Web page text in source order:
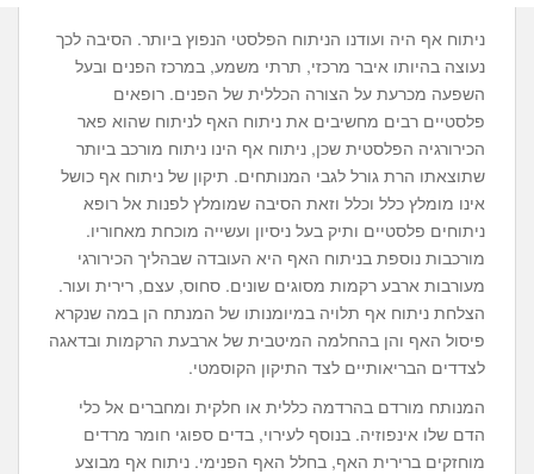
ניתוח אף היה ועודנו הניתוח הפלסטי הנפוץ ביותר. הסיבה לכך
נעוצה בהיותו איבר מרכזי, תרתי משמע, במרכז הפנים ובעל
השפעה מכרעת על הצורה הכללית של הפנים. רופאים
פלסטיים רבים מחשיבים את ניתוח האף לניתוח שהוא פאר
הכירורגיה הפלסטית שכן, ניתוח אף הינו ניתוח מורכב ביותר
שתוצאתו הרת גורל לגבי המנותחים. תיקון של ניתוח אף כושל
אינו מומלץ כלל וכלל וזאת הסיבה שמומלץ לפנות אל רופא
ניתוחים פלסטיים ותיק בעל ניסיון ועשייה מוכחת מאחוריו.
מורכבות נוספת בניתוח האף היא העובדה שבהליך הכירורגי
מעורבות ארבע רקמות מסוגים שונים. סחוס, עצם, רירית ועור.
הצלחת ניתוח אף תלויה במיומנותו של המנתח הן במה שנקרא
פיסול האף והן בהחלמה המיטבית של ארבעת הרקמות ובדאגה
לצדדים הבריאותיים לצד התיקון הקוסמטי.
המנותח מורדם בהרדמה כללית או חלקית ומחברים אל כלי
הדם שלו אינפוזיה. בנוסף לעירוי, בדים ספוגי חומר מרדים
מוחזקים ברירית האף, בחלל האף הפנימי. ניתוח אף מבוצע